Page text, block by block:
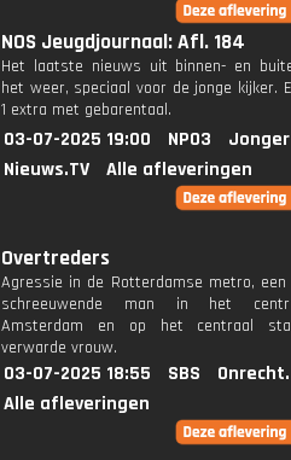
NOS Jeugdjournaal: Afl. 184
Het laatste nieuws uit binnen- en
het weer, speciaal voor de jonge kijker.
1 extra met gebarentaal.
03-07-2025 19:00 NPO3
Nieuws.TV
Alle afleveringen
Overtreders
Agressie in de Rotterdamse metro, een
schreeuwende man in het
Amsterdam en op het centraal
verwarde vrouw.
03-07-2025 18:55 SBS
Alle afleveringen